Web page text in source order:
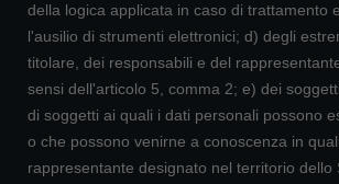
della logica applicata in caso di trattamento
l'ausilio di strumenti elettronici; d) degli
titolare, dei responsabili e del
sensi dell'articolo 5, comma 2; e) dei
di soggetti ai quali i dati personali possono
o che possono venirne a conoscenza in
rappresentante designato nel territorio dello